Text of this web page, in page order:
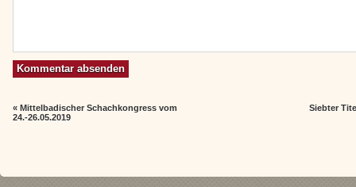
«Mittelbadischer Schachkongress vom
24.-26.05.2019
Siebter